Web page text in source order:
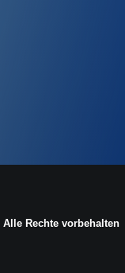
Alle Rechte vorbehalten